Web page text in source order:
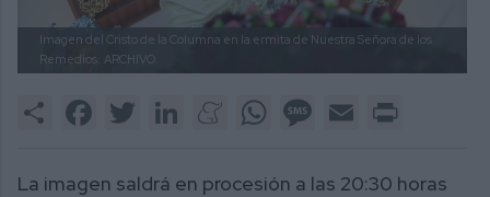
Imagen del Cristo de la Columna en la ermita de Nuestra Señora de los
Remedios. ARCHIVO.
Share FacebookTwitter LinkedInMeneameWhatsAppMessage
Email
La imagen saldrá en procesión a las 20:30 horas